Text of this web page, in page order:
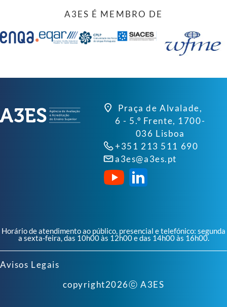
A3ES É MEMBRO DE
Praça de Alvalade,
6 - 5.º Frente, 1700-
036 Lisboa
+351 213 511 690
a3es@a3es.pt
Horário de atendimento ao público, presencial e telefónico: segunda
a sexta-feira, das 10h00 às 12h00 e das 14h00 às 16h00.
Avisos Legais
copyright2026ⓒ A3ES